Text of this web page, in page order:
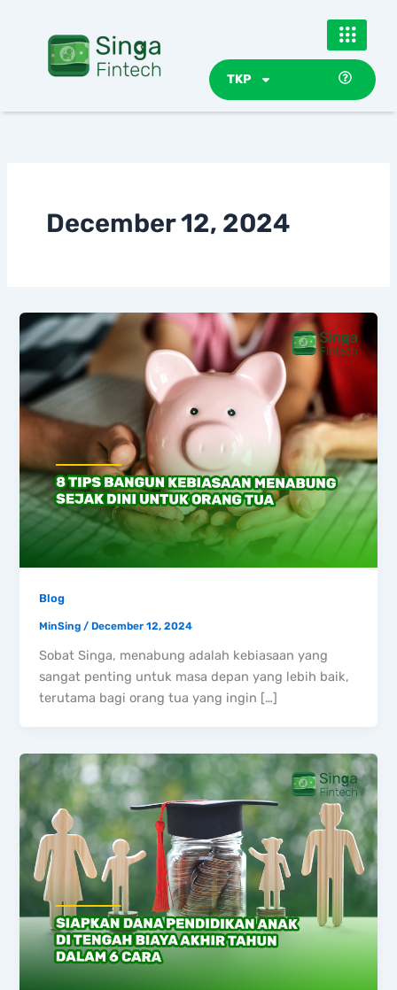
TKP
December 12, 2024
Blog
MinSing /December 12, 2024
Sobat Singa, menabung adalah kebiasaan yang
sangat penting untuk masa depan yang lebih baik,
terutama bagi orang tua yang ingin […]